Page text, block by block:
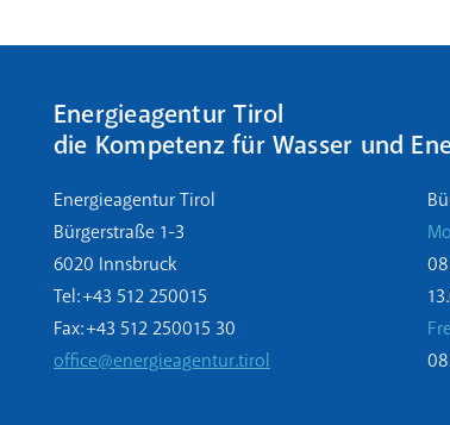
Energieagentur Tirol
die Kompetenz für Wasser und
Energieagentur Tirol
Bürgerstraße 1-3
6020 Innsbruck
Tel: +43 512 250015
Fax: +43 512 250015 30
office@energieagentur.tirol